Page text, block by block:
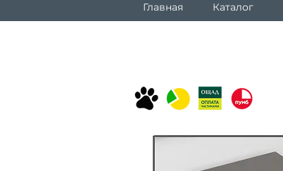
Главная Каталог